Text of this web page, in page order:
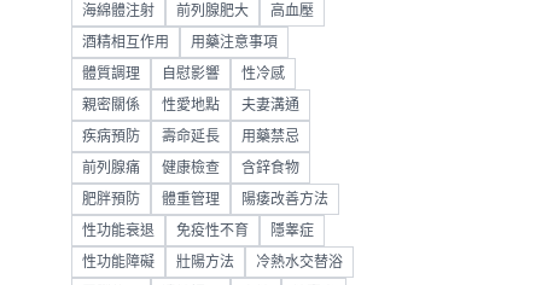
海綿體注射 前列腺肥大 高血壓
酒精相互作用 用藥注意事項
體質調理 自慰影響 性冷感
親密關係 性愛地點 夫妻溝通
疾病預防 壽命延長 用藥禁忌
前列腺痛 健康檢查 含鋅食物
肥胖預防 體重管理 陽痿改善方法
性功能衰退 免疫性不育 隱睾症
性功能障礙 壯陽方法 冷熱水交替浴